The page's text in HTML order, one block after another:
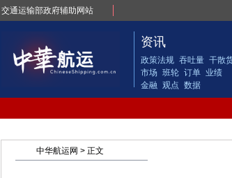
交通运输部政府辅助网站
资讯
政策法规 吞吐量 干散
市场 班轮 订单 业绩
金融 观点 数据
中华航运网 > 正文